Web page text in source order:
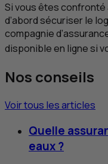
Si vous êtes confronté
d’abord sécuriser le
compagnie
disponible en ligne si
Nos conseils
Voir tous les articles
Quelle
eaux ?